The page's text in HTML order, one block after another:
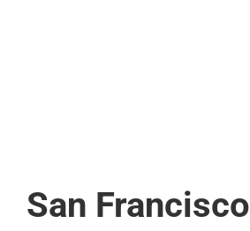
San Francisco